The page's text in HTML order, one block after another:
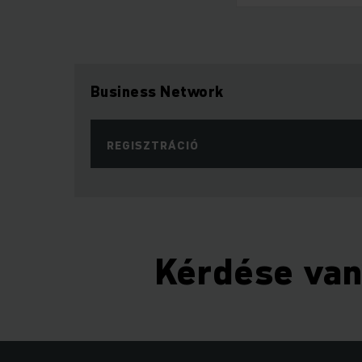
Business Network
REGISZTRÁCIÓ
Kérdése